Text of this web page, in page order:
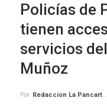
Policías de
tienen
servicios
Muñoz
Por Redaccion La Pancarta De Quintana Roo